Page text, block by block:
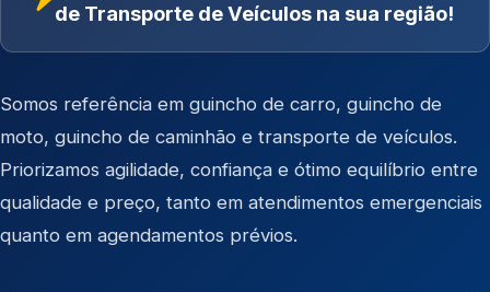
de Transporte de Veículos na sua região!
Somos referência em guincho de carro, guincho de
moto, guincho de caminhão e transporte de veículos.
Priorizamos agilidade, confiança e ótimo equilíbrio entre
qualidade e preço, tanto em atendimentos emergenciais
quanto em agendamentos prévios.